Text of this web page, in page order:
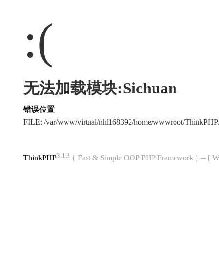
:(
无法加载模块:Sichuan
错误位置
FILE: /var/www/virtual/nhl168392/home/wwwroot/
ThinkPHP3.1.3 { Fast & Simple OOP PHP Framework } -- [